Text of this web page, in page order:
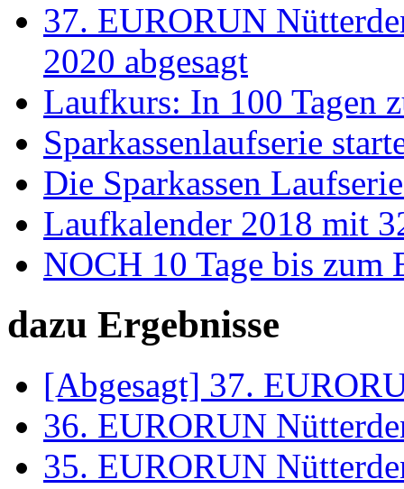
37. EURORUN
2020 abgesagt
Laufkurs: In 100 Tagen
Sparkassenlaufserie
Die Sparkassen
Laufkalender 2018 mit
NOCH 10 Tage bis zum
dazu Ergebnisse
[Abgesagt] 37.
36. EURORUN
35. EURORUN